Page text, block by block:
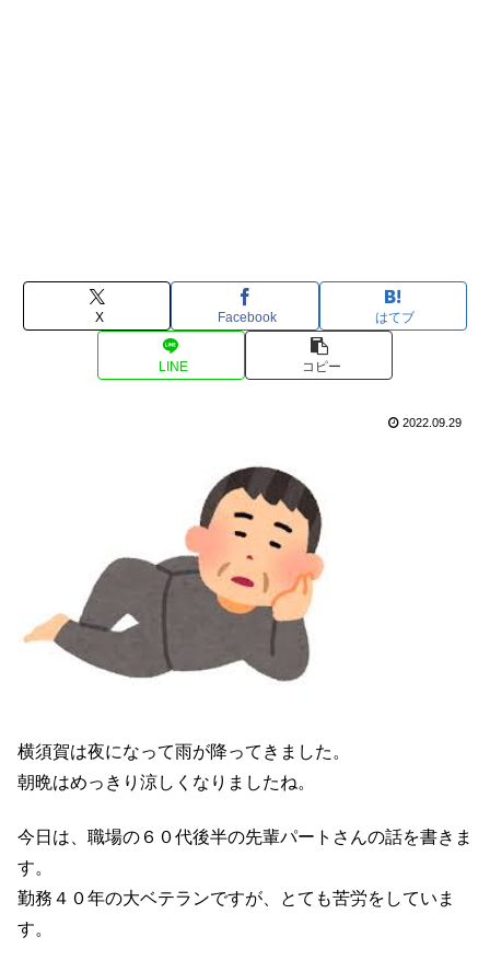
X Facebook はてブ
LINE コピー
2022.09.29
横須賀は夜になって雨が降ってきました。
朝晩はめっきり涼しくなりましたね。
今日は、職場の６０代後半の先輩パートさんの話を書きま
す。
勤務４０年の大ベテランですが、とても苦労をしていま
す。